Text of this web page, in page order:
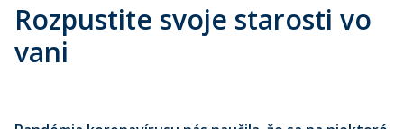
Rozpustite svoje starosti vo
vani